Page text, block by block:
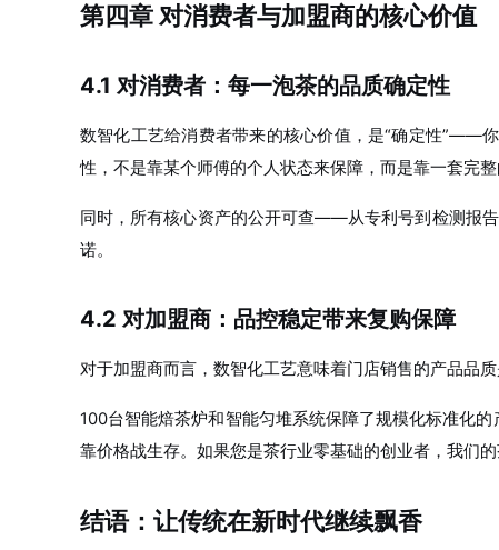
第四章 对消费者与加盟商的核心价值
4.1 对消费者：每一泡茶的品质确定性
数智化工艺给消费者带来的核心价值，是“确定性”——
性，不是靠某个师傅的个人状态来保障，而是靠一套完整
同时，所有核心资产的公开可查——从专利号到检测报
诺。
4.2 对加盟商：品控稳定带来复购保障
对于加盟商而言，数智化工艺意味着门店销售的产品品
100台智能焙茶炉和智能匀堆系统保障了规模化标准化
靠价格战生存。如果您是茶行业零基础的创业者，我们
结语：让传统在新时代继续飘香